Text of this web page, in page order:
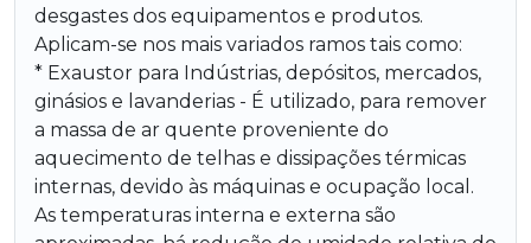
desgastes dos equipamentos e produtos.
Aplicam-se nos mais variados ramos tais como:
* Exaustor para Indústrias, depósitos, mercados,
ginásios e lavanderias - É utilizado, para remover
a massa de ar quente proveniente do
aquecimento de telhas e dissipações térmicas
internas, devido às máquinas e ocupação local.
As temperaturas interna e externa são